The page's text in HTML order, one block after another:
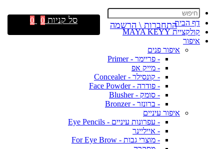
דף הבית
קולקציית MAYA KEYY
איפור
איפור פנים
- פריימר - Primer
- מייק אפ
- קונסילר - Concealer
- פודרה - Face Powder
- סומק - Blusher
- ברונזר - Bronzer
איפור עיניים
- עפרונות עיניים - Eye Pencils
- אייליינר
- מוצרי גבות - For Eye Brow
התחברות \ הרשמה סל קניות 0
0